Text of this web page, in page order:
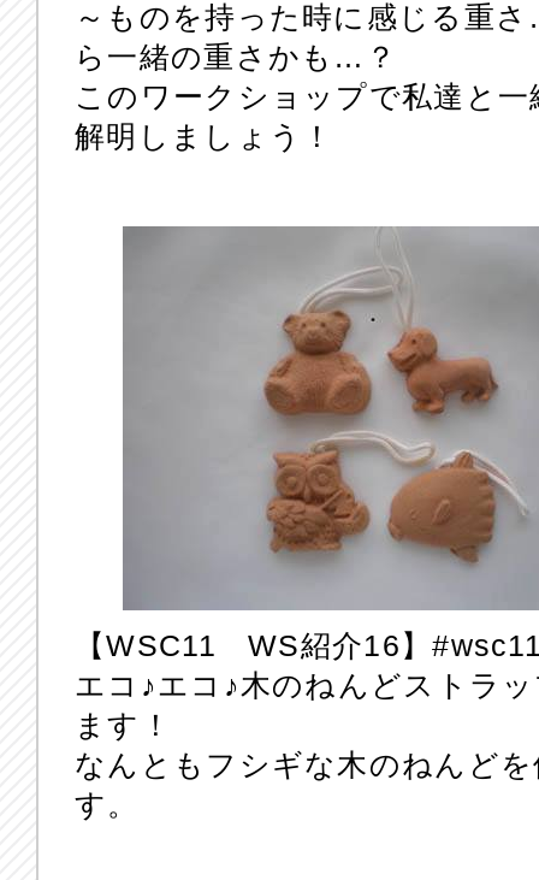
～ものを持った時に感じる重
ら一緒の重さかも…？
このワークショップで私達と
解明しましょう！
【WSC11 WS紹介16】‪
エコ♪エコ♪木のねんどストラ
ます！
なんともフシギな木のねんど
す。